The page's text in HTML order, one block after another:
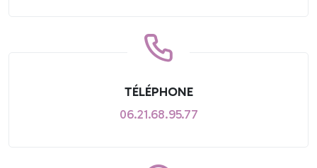
TÉLÉPHONE
06.21.68.95.77